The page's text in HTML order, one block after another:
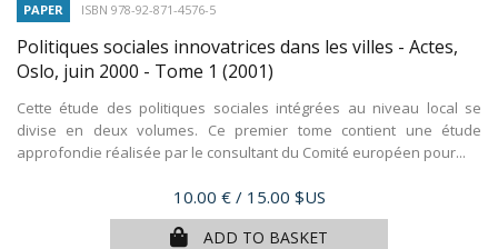
PAPER ISBN 978-92-871-4576-5
Politiques sociales innovatrices dans les villes - Actes,
Oslo, juin 2000 - Tome 1 (2001)
Cette étude des politiques sociales intégrées au niveau local se
divise en deux volumes. Ce premier tome contient une étude
approfondie réalisée par le consultant du Comité européen pour...
Price
10.00 € / 15.00 $US
ADD TO BASKET